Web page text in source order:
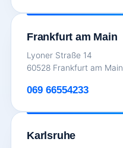
Frankfurt am Main
Lyoner Straße 14
60528 Frankfurt am Main
069 66554233
Karlsruhe